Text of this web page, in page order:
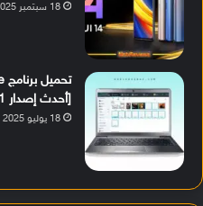
18 سبتمبر 2025
[أحدث إصدار 2021]
18 يوليو 2025